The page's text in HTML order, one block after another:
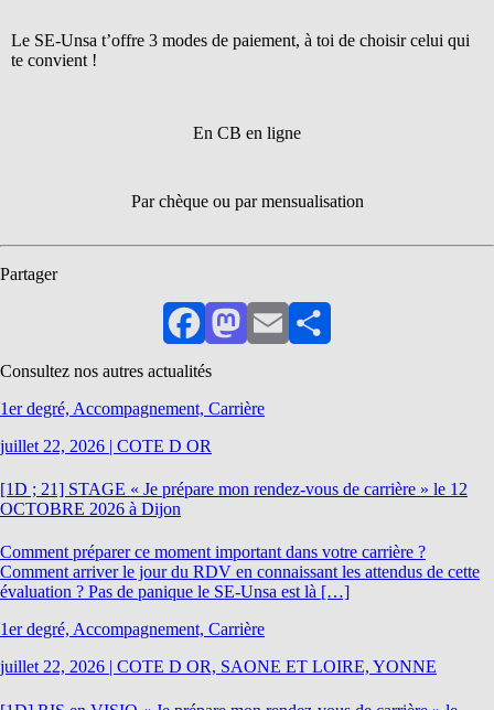
Le SE-Unsa t’offre 3 modes de paiement, à toi de choisir celui qui
te convient !
En CB en ligne
Par chèque ou par mensualisation
Partager
FacebookMastodon
EmailPartager
Consultez nos autres actualités
1er degré, Accompagnement, Carrière
juillet 22, 2026 | COTE D OR
[1D ; 21] STAGE « Je prépare mon rendez-vous de carrière » le 12
OCTOBRE 2026 à Dijon
Comment préparer ce moment important dans votre carrière ?
Comment arriver le jour du RDV en connaissant les attendus de cette
évaluation ? Pas de panique le SE-Unsa est là […]
1er degré, Accompagnement, Carrière
juillet 22, 2026 | COTE D OR, SAONE ET LOIRE, YONNE